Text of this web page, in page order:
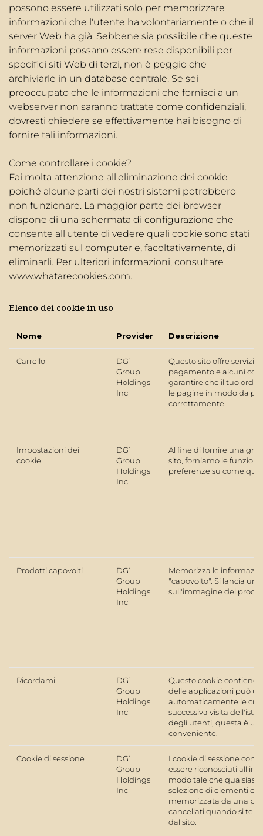
possono essere utilizzati solo per memorizzare
informazioni che l'utente ha volontariamente o che il
server Web ha già. Sebbene sia possibile che queste
informazioni possano essere rese disponibili per
specifici siti Web di terzi, non è peggio che
archiviarle in un database centrale. Se sei
preoccupato che le informazioni che fornisci a un
webserver non saranno trattate come confidenziali,
dovresti chiedere se effettivamente hai bisogno di
fornire tali informazioni.
Come controllare i cookie?
Fai molta attenzione all'eliminazione dei cookie
poiché alcune parti dei nostri sistemi potrebbero
non funzionare. La maggior parte dei browser
dispone di una schermata di configurazione che
consente all'utente di vedere quali cookie sono stati
memorizzati sul computer e, facoltativamente, di
eliminarli. Per ulteriori informazioni, consultare
www.whatarecookies.com.
Elenco dei cookie in uso
Nome Provider Descrizione
Carrello
DG1
Group
Holdings
Inc
Questo sito offre servizi
pagamento e alcuni
garantire che il tuo
le pagine in modo da
correttamente.
Impostazioni dei
cookie
DG1
Group
Holdings
Inc
Al fine di fornire una
sito, forniamo le
preferenze su come
Prodotti capovolti
DG1
Group
Holdings
Inc
Memorizza le
"capovolto". Si lancia un
sull'immagine del
Ricordami
DG1
Group
Holdings
Inc
Questo cookie contiene
delle applicazioni può
automaticamente le
successiva visita
degli utenti, questa è
conveniente.
Cookie di sessione
DG1
Group
Holdings
Inc
I cookie di sessione
essere riconosciuti
modo tale che qualsiasi
selezione di elementi o
memorizzata da una
cancellati quando si
dal sito.